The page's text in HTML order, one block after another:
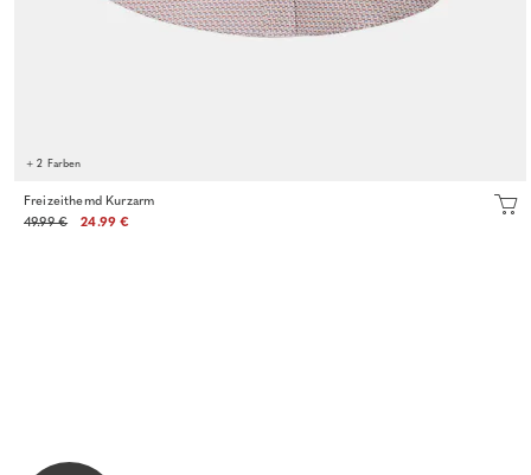
+ 2 Farben
Freizeithemd Kurzarm
49.99 €
24.99 €